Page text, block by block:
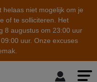
helaas niet mogelijk om je
of te solliciteren. Het
8 augustus om 23:00 uur
uur. Onze excuses
main content